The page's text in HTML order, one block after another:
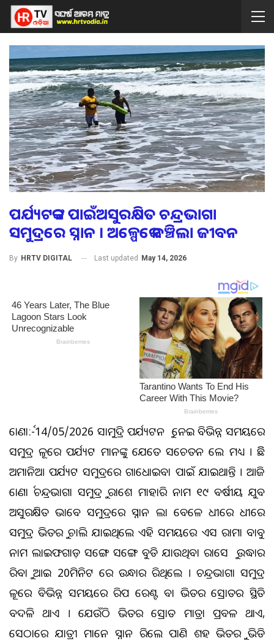
ପର୍ଯ୍ୟଟକଙ୍କ ପାଇଁଅସୁରକ୍ଷିତ ଚନ୍ଦ୍ରଭାଗା
ସମୁଦ୍ରରେ ସ୍ନାନ । ଅଳ୍ପେକେ ବଞ୍ଚିଲା ଜୀବନ
By HRTV DIGITAL Last updated May 14, 2026
କୋଣାର୍କ:-14/05/2026 ସାମୁଦ୍ରିକ ପର୍ଯ୍ୟଟନ କୁ ନେଇ ବିଭିନ୍ନ ସମୟରେ
ସମୁଦ୍ର କୂଳରେ ପର୍ଯ୍ୟଟକ ମାନଙ୍କୁ ଯେତେ ସଚେତନ କଲେ ମଧ୍ୟ । କିଛି
ଅମାନିଆ ପର୍ଯ୍ୟଟକ ସମୁଦ୍ରରେ ଗାଧୋଇବା ପାଇଁ ଯାଇଥାନ୍ତି । ଆଜି
କୋଣାର୍କ ଚନ୍ଦ୍ରଭାଗା ସମୁଦ୍ରକୁ ରାକେଶ ମାହାରି ନାମକ ୧୯ ବର୍ଷୀୟ ଯୁବକ
ଅସୁରକ୍ଷିତ ଭାବେ ସମୁଦ୍ରରେ ସ୍ନାନ କଲା ବେଳେ ଧୀରେ ଧୀରେ
ସମୁଦ୍ର ଭିତରକୁ ଚାଲି ଯାଇଥିଲେ ଏହି ସମୟରେ ଏସ ରାମା ବାବୁ
ନାମକ ଲାଇଫଗାଡ଼ ସଙ୍ଗେ ସଙ୍ଗେ ବୁଡି ଯାଉଥିବା ରାକେସ କୁ ଉଦ୍ଧାର
କରିବାକୁ ଆଇ 20ମିନିଟ ରେ ଉନ୍ଧାର କରିଥିଲେ । ଚନ୍ଦ୍ରଭାଗା ସମୁଦ୍ର
କୂଳରେ ବିଭିନ୍ନ ସମୟରେ ରିପ କରେଣ୍ଟ ବା ଭିତର ସ୍ରୋତର ସ୍ଥିତି
ବଦଳି ଥାଏ । ଯେଉଁଠି ଭିତର ସ୍ରୋତ ମାତ୍ରା ପ୍ରବଳ ଥାଏ,
ସେଠାରେ ଯାତ୍ରୀ ମାନେ ସ୍ନାନ କରିଲେ ପାଣି ଶହ ଭିତରକୁ ଭିଡି